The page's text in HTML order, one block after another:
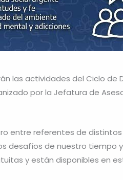
las actividades del Ciclo de
por la Jefatura de
entre referentes de
desafíos de nuestro tiempo
y están disponibles en